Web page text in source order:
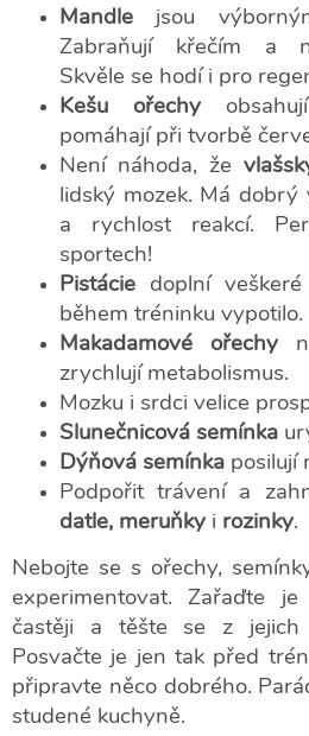
Mandle jsou
Zabraňují křečím a
Skvěle se hodí i pro
Kešu
ořechy
pomáhají při tvorbě
Není náhoda, že
lidský mozek. Má
a rychlost reakcí.
sportech!
Pistácie doplní
během tréninku vypotilo.
Makadamové ořechy
zrychlují metabolismus.
Mozku i srdci velice
Slunečnicová semínka
Dýňová semínka posilují
Podpořit trávení a
datle, meruňky i rozinky.
Nebojte se s ořechy,
experimentovat. Zařaďte
častěji a těšte se z jejich
Posvačte je jen tak před
připravte něco dobrého.
studené kuchyně.